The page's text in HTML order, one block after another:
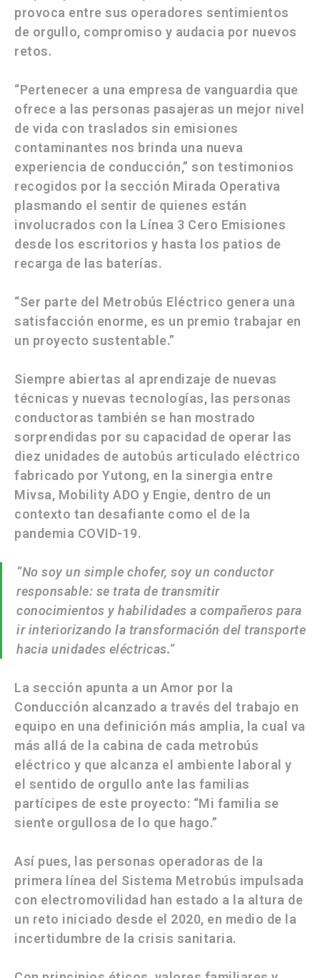
provoca entre sus operadores sentimientos
de orgullo, compromiso y audacia por nuevos
retos.
“Pertenecer a una empresa de vanguardia que
ofrece a las personas pasajeras un mejor nivel
de vida con traslados sin emisiones
contaminantes nos brinda una nueva
experiencia de conducción,” son testimonios
recogidos por la sección Mirada Operativa
plasmando el sentir de quienes están
involucrados con la Línea 3 Cero Emisiones
desde los escritorios y hasta los patios de
recarga de las baterías.
“Ser parte del Metrobús Eléctrico genera una
satisfacción enorme, es un premio trabajar en
un proyecto sustentable.”
Siempre abiertas al aprendizaje de nuevas
técnicas y nuevas tecnologías, las personas
conductoras también se han mostrado
sorprendidas por su capacidad de operar las
diez unidades de autobús articulado eléctrico
fabricado por Yutong, en la sinergia entre
Mivsa, Mobility ADO y Engie, dentro de un
contexto tan desafiante como el de la
pandemia COVID-19.
“No soy un simple chofer, soy un conductor
responsable: se trata de transmitir
conocimientos y habilidades a compañeros para
ir interiorizando la transformación del transporte
hacia unidades eléctricas.”
La sección apunta a un Amor por la
Conducción alcanzado a través del trabajo en
equipo en una definición más amplia, la cual va
más allá de la cabina de cada metrobús
eléctrico y que alcanza el ambiente laboral y
el sentido de orgullo ante las familias
partícipes de este proyecto: “Mi familia se
siente orgullosa de lo que hago.”
Así pues, las personas operadoras de la
primera línea del Sistema Metrobús impulsada
con electromovilidad han estado a la altura de
un reto iniciado desde el 2020, en medio de la
incertidumbre de la crisis sanitaria.